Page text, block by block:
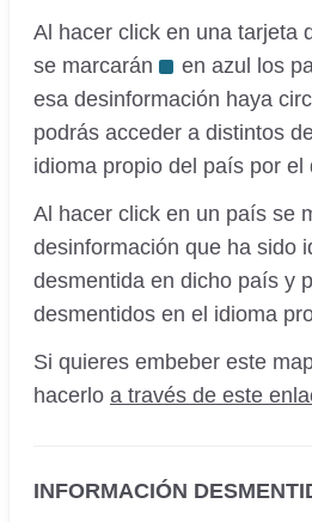
Al hacer click en una tarjeta
se marcarán
en azul los
esa desinformación haya
podrás acceder a distintos
idioma propio del país por el
Al hacer click en un país se
desinformación que ha sido
desmentida en dicho país y
desmentidos en el idioma
Si quieres embeber este
hacerlo a través de este
INFORMACIÓN